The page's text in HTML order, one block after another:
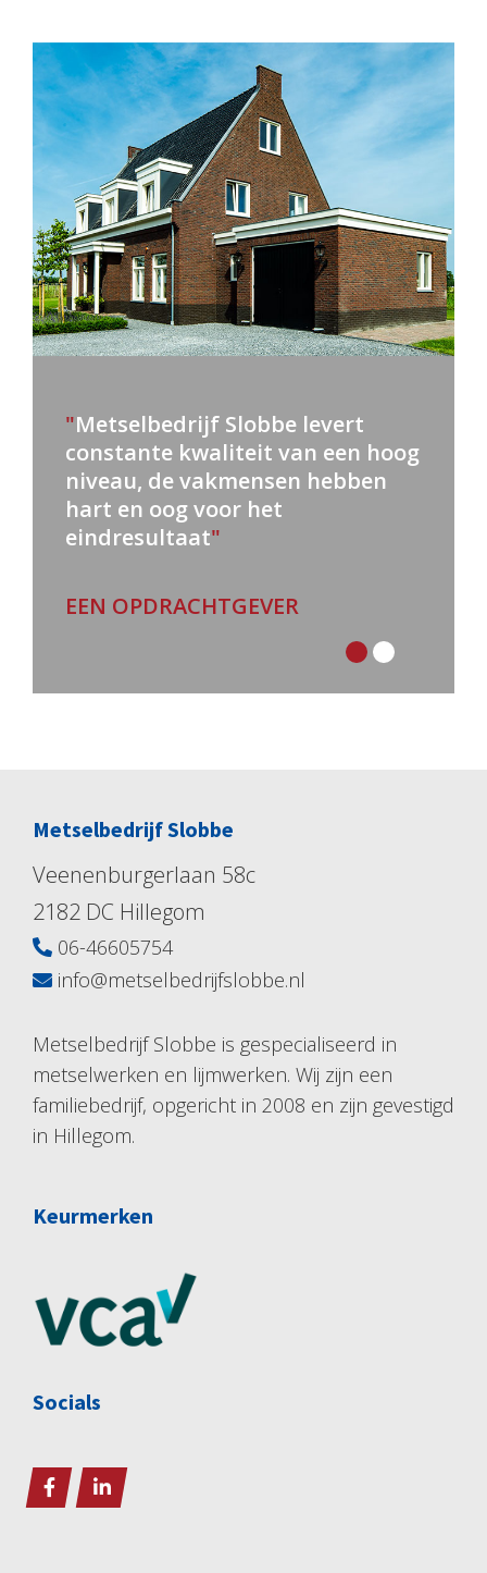
"Metselbedrijf Slobbe levert
constante kwaliteit van een hoog
niveau, de vakmensen hebben
hart en oog voor het
eindresultaat"
EEN OPDRACHTGEVER
Metselbedrijf Slobbe
Veenenburgerlaan 58c
2182 DC Hillegom
06-46605754
info@metselbedrijfslobbe.nl
Metselbedrijf Slobbe is gespecialiseerd in
metselwerken en lijmwerken. Wij zijn een
familiebedrijf, opgericht in 2008 en zijn gevestigd
in Hillegom.
Keurmerken
Socials